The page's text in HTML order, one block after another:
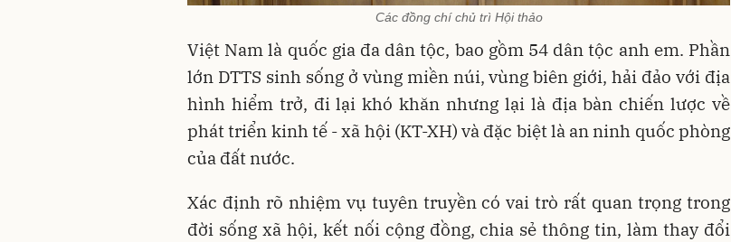
Các đồng chí chủ trì Hội thảo
Việt Nam là quốc gia đa dân tộc, bao gồm 54 dân tộc anh em. Phần
lớn DTTS sinh sống ở vùng miền núi, vùng biên giới, hải đảo với địa
hình hiểm trở, đi lại khó khăn nhưng lại là địa bàn chiến lược về
phát triển kinh tế - xã hội (KT-XH) và đặc biệt là an ninh quốc phòng
của đất nước.
Xác định rõ nhiệm vụ tuyên truyền có vai trò rất quan trọng trong
đời sống xã hội, kết nối cộng đồng, chia sẻ thông tin, làm thay đổi